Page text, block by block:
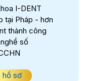
I-DENT
tại Pháp - hơn
thành công
số
hồ sơ